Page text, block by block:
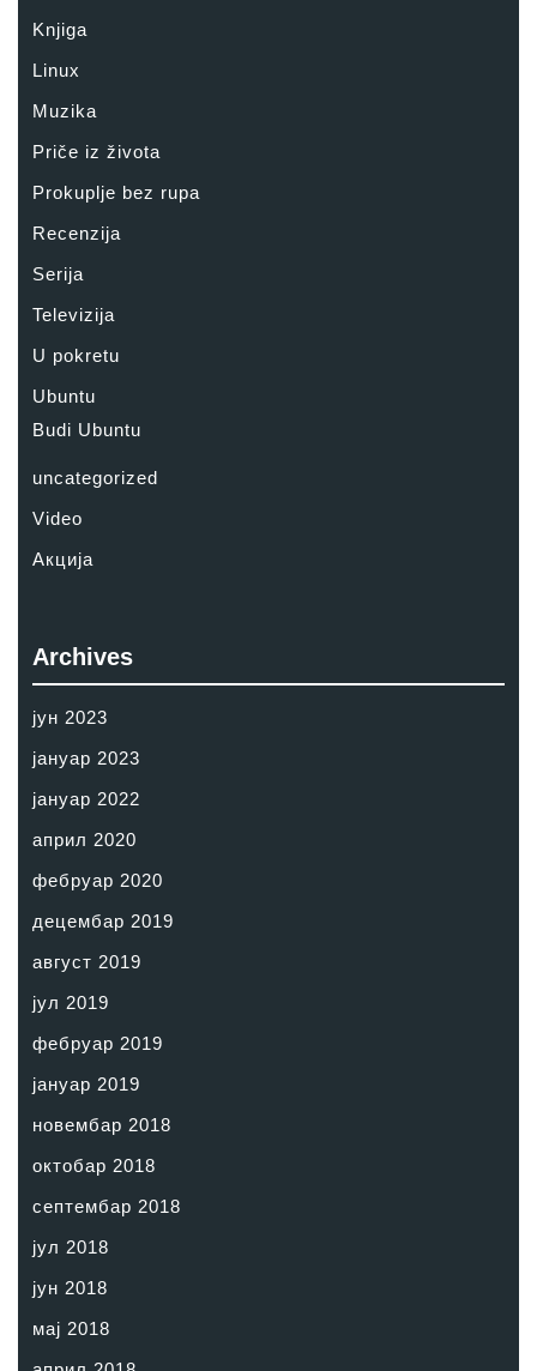
Knjiga
Linux
Muzika
Priče iz života
Prokuplje bez rupa
Recenzija
Serija
Televizija
U pokretu
Ubuntu
Budi Ubuntu
uncategorized
Video
Акција
Archives
јун 2023
јануар 2023
јануар 2022
април 2020
фебруар 2020
децембар 2019
август 2019
јул 2019
фебруар 2019
јануар 2019
новембар 2018
октобар 2018
септембар 2018
јул 2018
јун 2018
мај 2018